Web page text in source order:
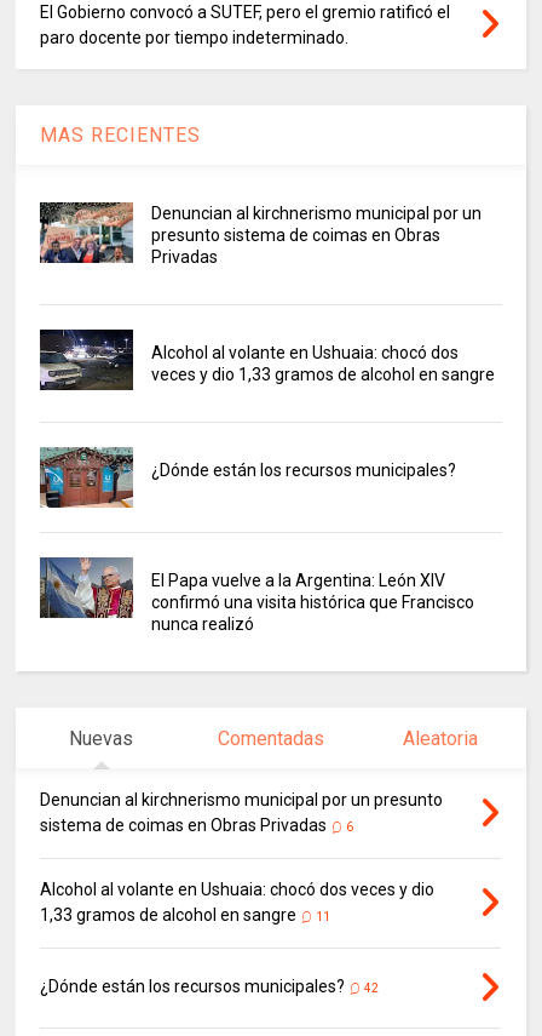
El Gobierno convocó a SUTEF, pero el gremio ratificó el
paro docente por tiempo indeterminado.
MAS RECIENTES
Denuncian al kirchnerismo municipal por un
presunto sistema de coimas en Obras
Privadas
Alcohol al volante en Ushuaia: chocó dos
veces y dio 1,33 gramos de alcohol en sangre
¿Dónde están los recursos municipales?
El Papa vuelve a la Argentina: León XIV
confirmó una visita histórica que Francisco
nunca realizó
Nuevas Comentadas Aleatoria
Denuncian al kirchnerismo municipal por un presunto
sistema de coimas en Obras Privadas
6
Alcohol al volante en Ushuaia: chocó dos veces y dio
1,33 gramos de alcohol en sangre
11
¿Dónde están los recursos municipales? 42